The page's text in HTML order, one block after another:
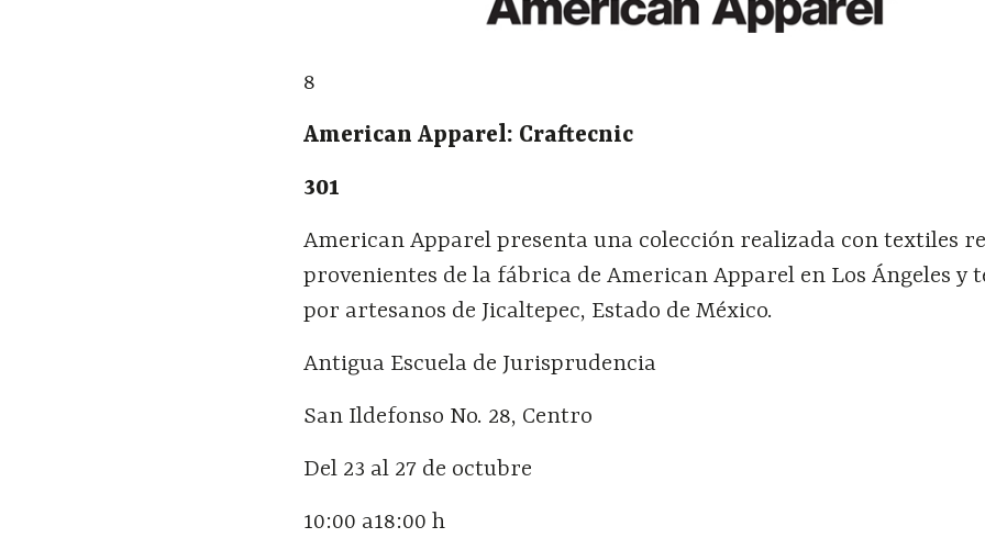
8
American Apparel: Craftecnic
301
American Apparel presenta una colección realizada con textiles
provenientes de la fábrica de American Apparel en Los Ángeles y
por artesanos de Jicaltepec, Estado de México.
Antigua Escuela de Jurisprudencia
San Ildefonso No. 28, Centro
Del 23 al 27 de octubre
10:00 a18:00 h